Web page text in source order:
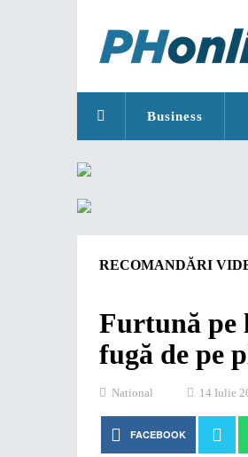
Business
RECOMANDĂRI
Furtună pe
fugă de pe
National 14 Iulie
FACEBOOK